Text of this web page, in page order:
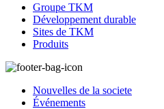
Groupe TKM
Développement durable
Sites de TKM
Produits
Nouvelles de la societe
Événements